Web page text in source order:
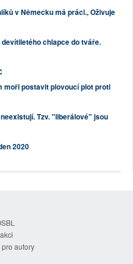
v Německu má práci., Oživuje
chlapce do tváře.
moři postavit plovoucí plot proti
Tzv. "liberálové" jsou
2020
pro autory